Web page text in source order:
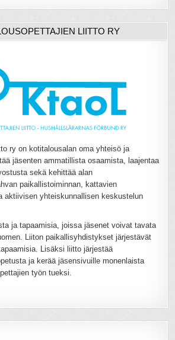
LIITTO RY
ry on kotitalousalan oma yhteisö ja
jäsenten ammatillista osaamista, laajentaa
sekä kehittää alan
paikallistoiminnan, kattavien
aktiivisen yhteiskunnallisen keskustelun
ja tapaamisia, joissa jäsenet voivat tavata
Liiton paikallisyhdistykset järjestävät
Lisäksi liitto järjestää
ja kerää jäsensivuille monenlaista
työn tueksi.